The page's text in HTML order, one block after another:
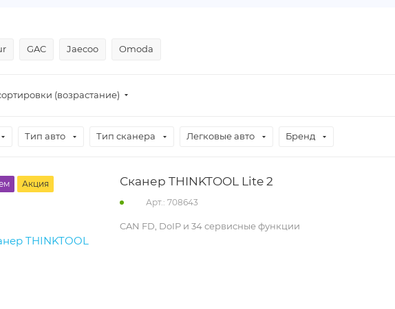
GAC Jaecoo Omoda
(возрастание)
Тип авто Тип сканера Легковые авто Бренд
Акция Сканер THINKTOOL Lite 2
Арт.: 708643
CAN FD, DoIP и 34 сервисные функции